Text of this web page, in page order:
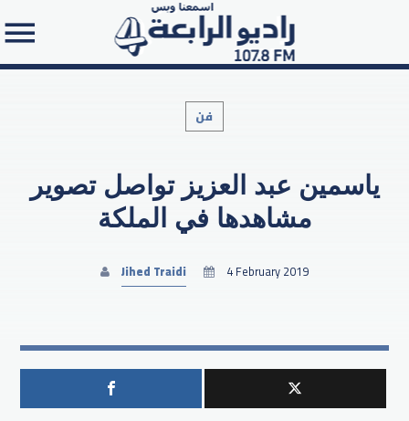
Search in the website:
فن
ياسمين عبد العزيز تواصل تصوير
مشاهدها في الملكة
Jihed Traidi 4 February 2019